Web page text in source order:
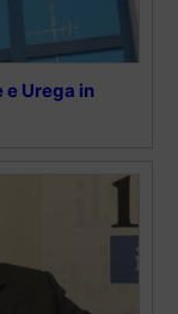
Urega in